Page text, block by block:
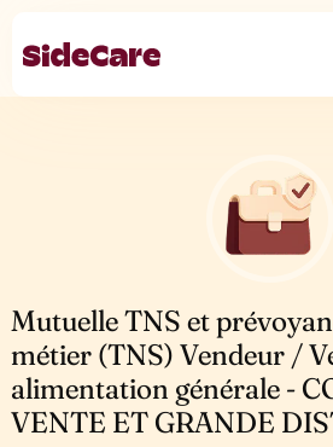
Mutuelle TNS et
métier (TNS) Vendeur /
alimentation générale -
VENTE ET GRANDE